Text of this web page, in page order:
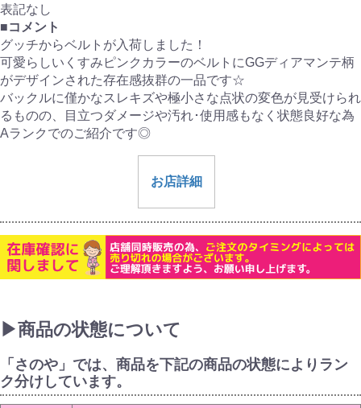
表記なし
■コメント
グッチからベルトが入荷しました！
可愛らしいくすみピンクカラーのベルトにGGディアマンテ柄
がデザインされた存在感抜群の一品です☆
バックルに僅かなスレキズや極小さな点状の変色が見受けられ
るものの、目立つダメージや汚れ･使用感もなく状態良好な為
Aランクでのご紹介です◎
お店詳細
▶商品の状態について
「さのや」では、商品を下記の商品の状態によりラン
ク分けしています。